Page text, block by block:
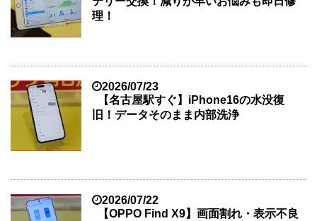
理！
2026/07/23
【名古屋駅すぐ】iPhone16の水没復
旧！データそのまま内部洗浄
2026/07/22
【OPPO Find X9】画面割れ・表示不良